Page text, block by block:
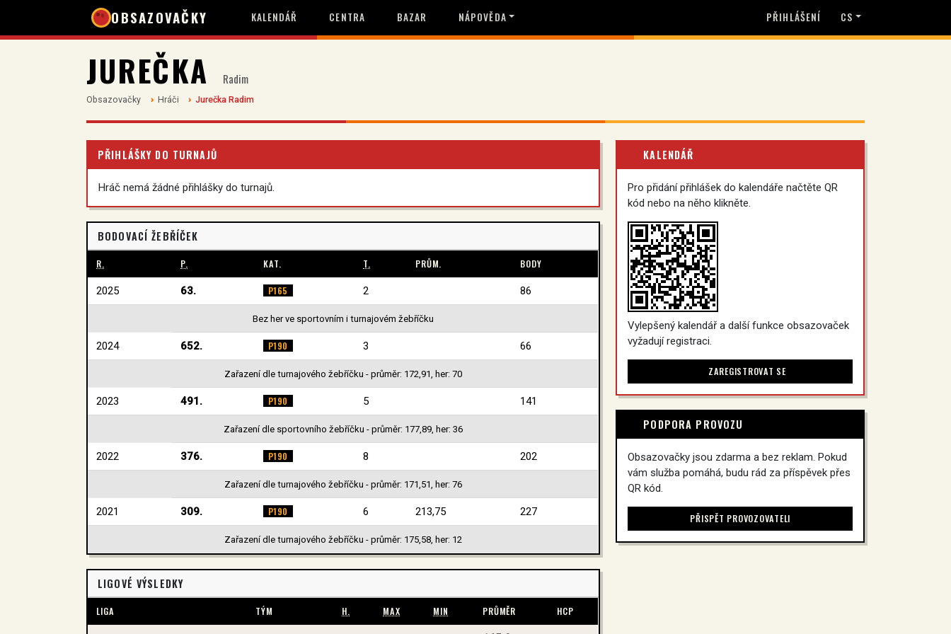
OBSAZOVAČKY KALENDÁŘ CENTRA BAZAR NÁPOVĚDA PŘIHLÁŠENÍ CS
JUREČKA Radim
Obsazovačky Hráči Jurečka Radim
PŘIHLÁŠKY DO TURNAJŮ
Hráč nemá žádné přihlášky do turnajů.
BODOVACÍ ŽEBŘÍČEK
R. P. KAT. T. PRŮM. BODY
2025 63. P165 2 86
Bez her ve sportovním i turnajovém žebříčku
2024 652. P190 3 66
Zařazení dle turnajového žebříčku - průměr: 172,91, her: 70
2023 491. P190 5 141
Zařazení dle sportovního žebříčku - průměr: 177,89, her: 36
2022 376. P190 8 202
Zařazení dle turnajového žebříčku - průměr: 171,51, her: 76
2021 309. P190 6 213,75 227
Zařazení dle turnajového žebříčku - průměr: 175,58, her: 12
LIGOVÉ VÝSLEDKY
LIGA TÝM H. MAX MIN PRŮMĚR HCP
KALENDÁŘ
Pro přidání přihlášek do kalendáře načtěte QR
kód nebo na něho klikněte.
Vylepšený kalendář a další funkce obsazovaček
vyžadují registraci.
ZAREGISTROVAT SE
PODPORA PROVOZU
Obsazovačky jsou zdarma a bez reklam. Pokud
vám služba pomáhá, budu rád za příspěvek přes
QR kód.
PŘISPĚT PROVOZOVATELI